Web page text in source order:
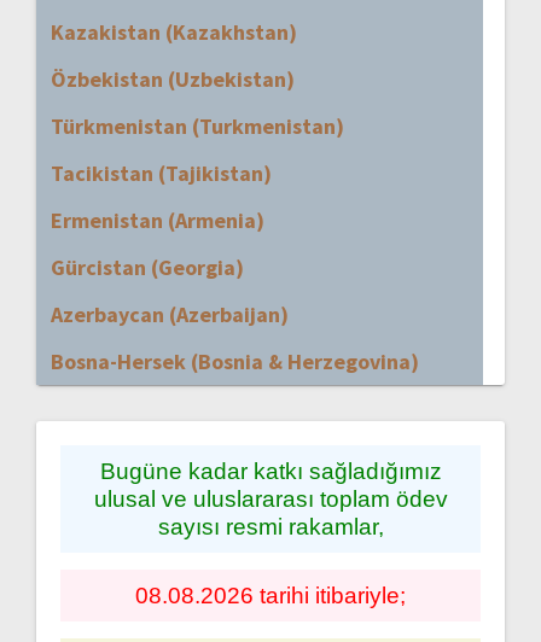
Kazakistan (Kazakhstan)
Özbekistan (Uzbekistan)
Türkmenistan (Turkmenistan)
Tacikistan (Tajikistan)
Ermenistan (Armenia)
Gürcistan (Georgia)
Azerbaycan (Azerbaijan)
Bosna-Hersek (Bosnia & Herzegovina)
Bugüne kadar katkı sağladığımız
ulusal ve uluslararası toplam ödev
sayısı resmi rakamlar,
08.08.2026 tarihi itibariyle;